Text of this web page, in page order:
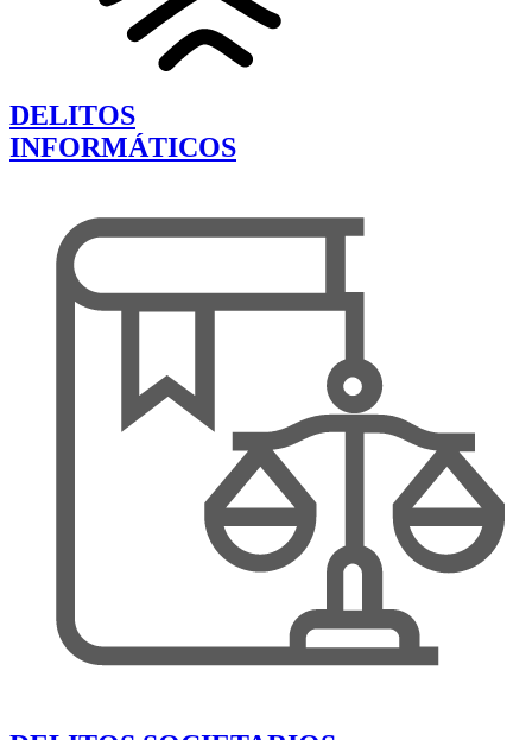
DELITOS
INFORMÁTICOS